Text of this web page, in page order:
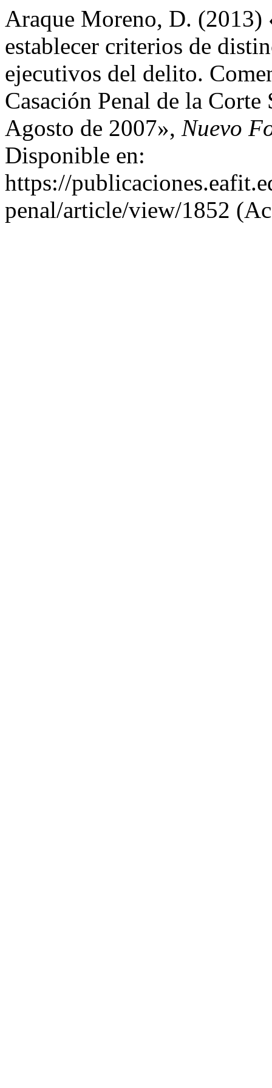
Araque Moreno, D.
establecer criterios de
ejecutivos del delito.
Casación Penal de la Corte
Agosto de 2007», Nuevo
Disponible en:
https://
penal/article/view/1852